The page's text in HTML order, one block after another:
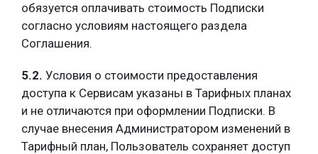
обязуется оплачивать стоимость Подписки
согласно условиям настоящего раздела
Соглашения.
5.2. Условия о стоимости предоставления
доступа к Сервисам указаны в Тарифных планах
и не отличаются при оформлении Подписки. В
случае внесения Администратором изменений в
Тарифный план, Пользователь сохраняет доступ